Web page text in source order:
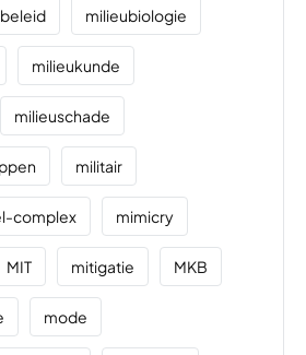
milieubiologie
milieukunde
milieuschade
militair
complex mimicry
MIT mitigatie MKB
mode